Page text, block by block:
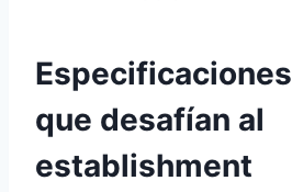
que desafían al
establishment